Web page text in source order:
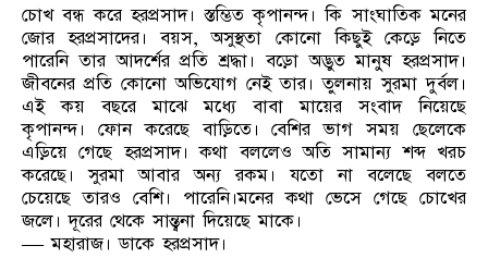
চোখ বন্ধ করে হরপ্রসাদ। স্তম্ভিত কৃপানন্দ। কি সাংঘাতিক মনের
জোর হরপ্রসাদের। বয়স, অসুস্থতা কোনো কিছুই কেড়ে নিতে
পারেনি তার আদর্শের প্রতি শ্রদ্ধা। বড়ো অদ্ভুত মানুষ হরপ্রসাদ।
জীবনের প্রতি কোনো অভিযোগ নেই তার। তুলনায় সুরমা দুর্বল।
এই কয় বছরে মাঝে মধ্যে বাবা মায়ের সংবাদ নিয়েছে
কৃপানন্দ। ফোন করেছে বাড়িতে। বেশির ভাগ সময় ছেলেকে
এড়িয়ে গেছে হরপ্রসাদ। কথা বললেও অতি সামান্য শব্দ খরচ
করেছে। সুরমা আবার অন্য রকম। যতো না বলেছে বলতে
চেয়েছে তারও বেশি। পারেনি।মনের কথা ভেসে গেছে চোখের
জলে। দূরের থেকে সান্ত্বনা দিয়েছে মাকে।
— মহারাজ। ডাকে হরপ্রসাদ।